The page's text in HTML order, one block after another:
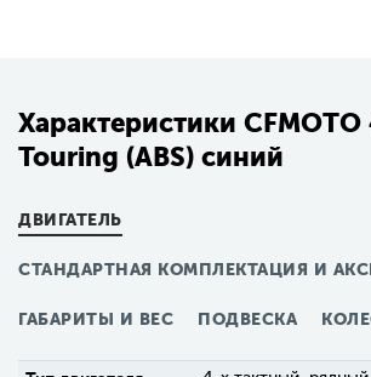
Характеристики CFMOTO
Touring (ABS) синий
ДВИГАТЕЛЬ
СТАНДАРТНАЯ КОМПЛЕКТАЦИЯ И
ГАБАРИТЫ И ВЕС ПОДВЕСКА